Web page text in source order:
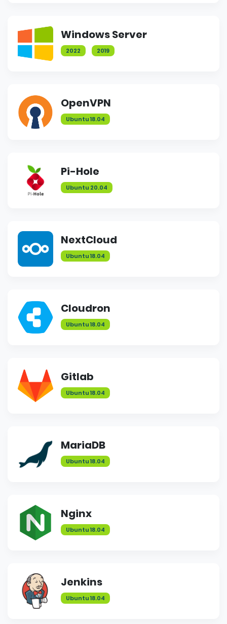
Windows Server
2022 2019
OpenVPN
Ubuntu 18.04
Pi-Hole
Ubuntu 20.04
NextCloud
Ubuntu 18.04
Cloudron
Ubuntu 18.04
Gitlab
Ubuntu 18.04
MariaDB
Ubuntu 18.04
Nginx
Ubuntu 18.04
Jenkins
Ubuntu 18.04